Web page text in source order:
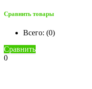
Сравнить товары
Всего: (0)
Сравнить
0